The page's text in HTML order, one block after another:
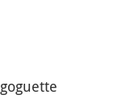
goguette